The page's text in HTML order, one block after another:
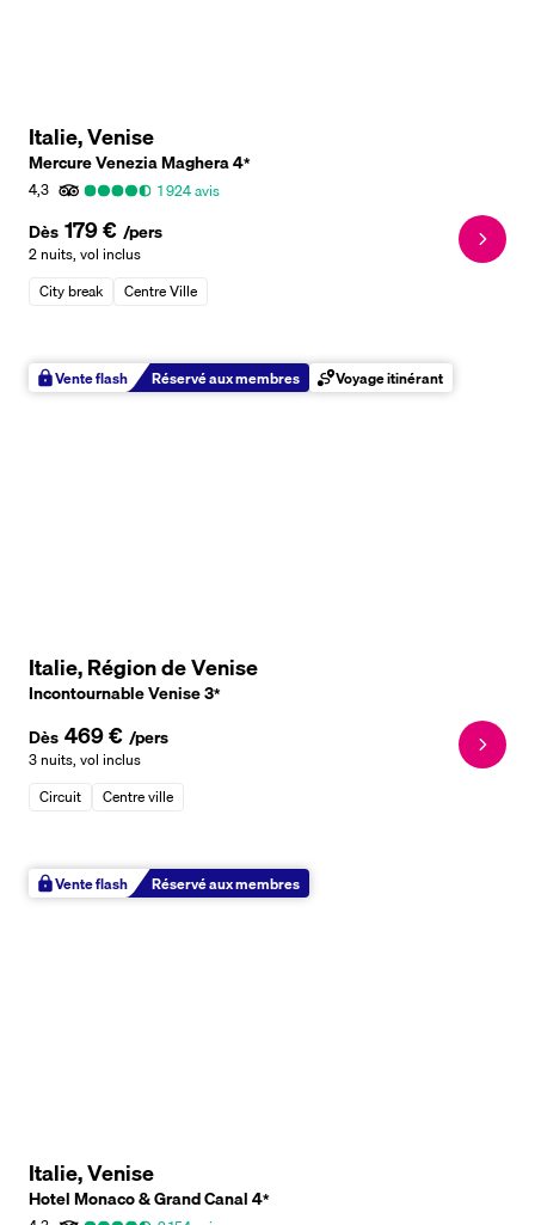
Italie, Venise
Mercure Venezia Maghera4*
4,3
1 924avis
Dès 179 € /pers
2 nuits, vol inclus
City break
Centre Ville
Vente flash Réservé aux membres Voyage itinérant
Italie, Région de Venise
Incontournable Venise3*
Dès 469 € /pers
3 nuits, vol inclus
Circuit
Centre ville
Vente flash Réservé aux membres
Italie, Venise
Hotel Monaco & Grand Canal4*